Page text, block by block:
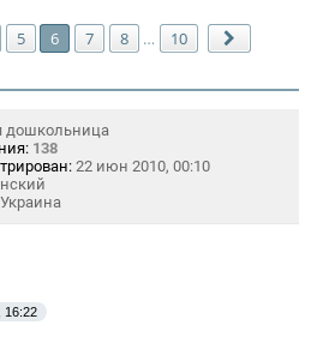
5 6 7 8 … 10
дошкольница
138
22 июн 2010, 00:10
Украина
16:22